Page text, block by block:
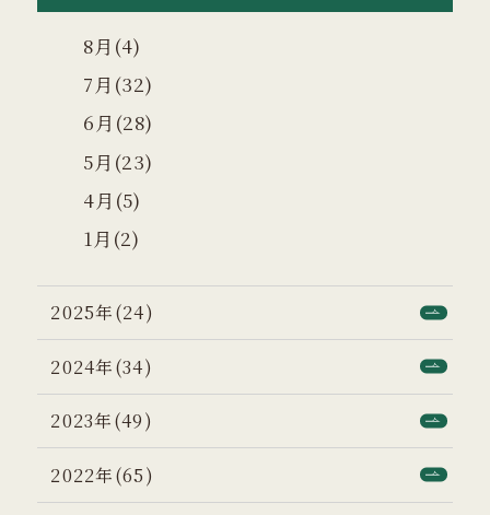
8月(4)
7月(32)
6月(28)
5月(23)
4月(5)
1月(2)
2025年(24)
2024年(34)
2023年(49)
2022年(65)